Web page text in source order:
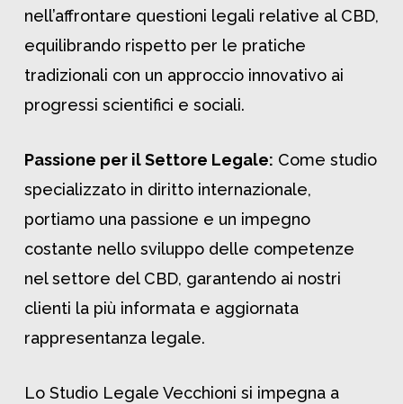
nell’affrontare questioni legali relative al CBD,
equilibrando rispetto per le pratiche
tradizionali con un approccio innovativo ai
progressi scientifici e sociali.
Passione per il Settore Legale: Come studio
specializzato in diritto internazionale,
portiamo una passione e un impegno
costante nello sviluppo delle competenze
nel settore del CBD, garantendo ai nostri
clienti la più informata e aggiornata
rappresentanza legale.
Lo Studio Legale Vecchioni si impegna a